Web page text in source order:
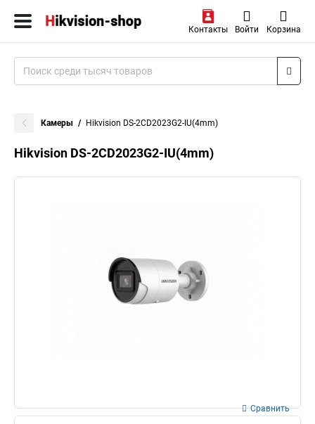
Контакты Войти Корзина
Камеры Hikvision DS-2CD2023G2-IU(4mm)
Hikvision DS-2CD2023G2-IU(4mm)
Сравнить